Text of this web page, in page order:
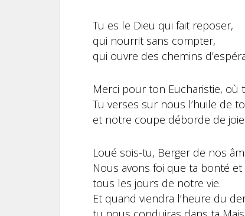
Tu es le Dieu qui fait reposer,
qui nourrit sans compter,
qui ouvre des chemins
Merci pour ton Eucharistie, où
Tu verses sur nous l’huile de
et notre coupe déborde de joie.
Loué sois-tu, Berger de nos
Nous avons foi que ta bonté
tous les jours de notre vie.
Et quand viendra l’heure du